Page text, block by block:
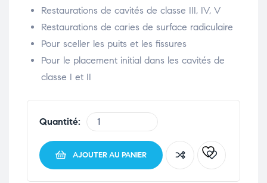
Restaurations de cavités de classe III, IV, V
Restaurations de caries de surface radiculaire
Pour sceller les puits et les fissures
Pour le placement initial dans les cavités de
classe I et II
Quantité:
AJOUTER AU PANIER